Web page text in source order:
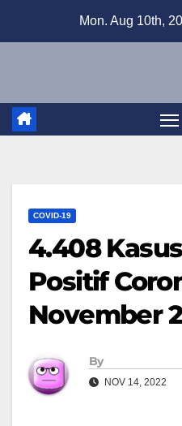
Mon. Aug 10th,
COVID-19
4.408
Positif
November
By
NOV 14, 2022